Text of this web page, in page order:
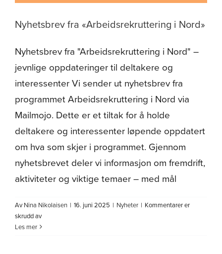
Nyhetsbrev fra «Arbeidsrekruttering i Nord»
Nyhetsbrev fra "Arbeidsrekruttering i Nord" –
jevnlige oppdateringer til deltakere og
interessenter Vi sender ut nyhetsbrev fra
programmet Arbeidsrekruttering i Nord via
Mailmojo. Dette er et tiltak for å holde
deltakere og interessenter løpende oppdatert
om hva som skjer i programmet. Gjennom
nyhetsbrevet deler vi informasjon om fremdrift,
aktiviteter og viktige temaer – med mål
AvNina Nikolaisen | 16. juni 2025 | Nyheter | Kommentarer er
skrudd avfor
Nyhetsbrev
Les mer